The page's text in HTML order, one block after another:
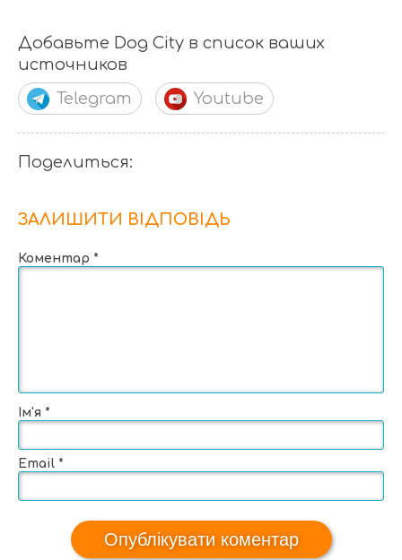
Добавьте Dog City в список ваших
источников
Telegram
Youtube
Поделиться:
ЗАЛИШИТИ ВІДПОВІДЬ
Коментар *
Ім'я *
Email *